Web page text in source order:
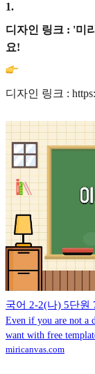
1.
디자인 링크 : '미
요!
디자인 링크 :
국어 2-2(나) 5단원
Even if you are not a
want with free
miricanvas.com